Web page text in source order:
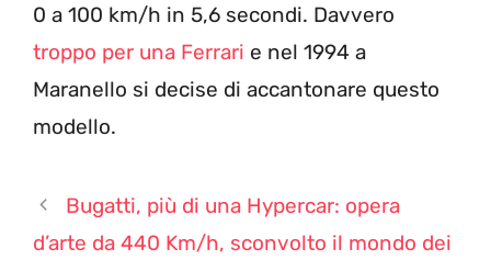
0 a 100 km/h in 5,6 secondi. Davvero
troppo per una Ferrari e nel 1994 a
Maranello si decise di accantonare questo
modello.
Bugatti, più di una Hypercar: opera
d’arte da 440 Km/h, sconvolto il mondo dei